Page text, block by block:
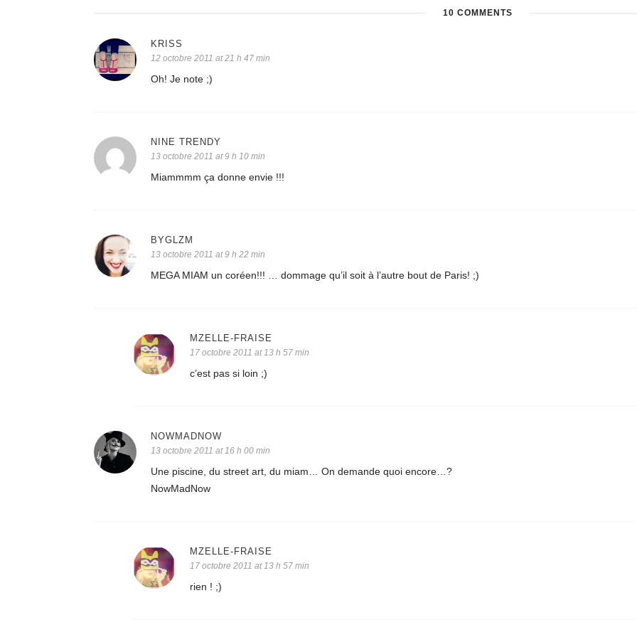
10 COMMENTS
KRISS
12 octobre 2011 at 21 h 47 min
Oh! Je note ;)
NINE TRENDY
13 octobre 2011 at 9 h 10 min
Miammmm ça donne envie !!!
BYGLZM
13 octobre 2011 at 9 h 22 min
MEGA MIAM un coréen!!! … dommage qu’il soit à l’autre bout de Paris! ;)
MZELLE-FRAISE
17 octobre 2011 at 13 h 57 min
c’est pas si loin ;)
NOWMADNOW
13 octobre 2011 at 16 h 00 min
Une piscine, du street art, du miam… On demande quoi encore…?
NowMadNow
MZELLE-FRAISE
17 octobre 2011 at 13 h 57 min
rien ! ;)